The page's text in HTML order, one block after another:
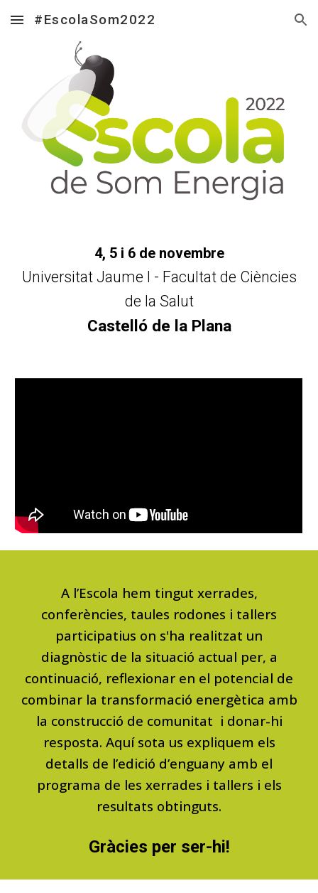
Skip to main content Skip to navigation
#EscolaSom2022
4, 5 i 6 de novembre
Universitat Jaume I - Facultat de Ciències
de la Salut
Castelló de la Plana
A l’Escola hem tingut xerrades,
conferències, taules rodones i tallers
participatius on s'ha realitzat un
diagnòstic de la situació actual per, a
continuació, reflexionar en el potencial de
combinar la transformació energètica amb
la construcció de comunitat i donar-hi
resposta. Aquí sota us expliquem els
detalls de l’edició d’enguany amb el
programa de les xerrades i tallers i els
resultats obtinguts.
Gràcies per ser-hi!